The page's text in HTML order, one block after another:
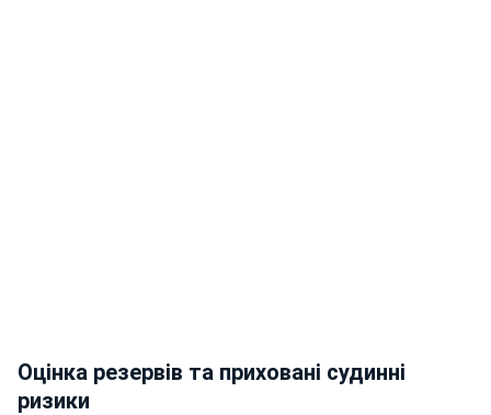
Оцінка резервів та приховані судинні
ризики